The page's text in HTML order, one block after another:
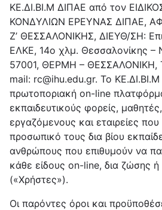
ΚΕ.ΔΙ.ΒΙ.Μ ΔΙΠΑΕ από τον
ΚΟΝΔΥΛΙΩΝ ΕΡΕΥΝΑΣ ΔΙΠΑΕ,
Ζ’ ΘΕΣΣΑΛΟΝΙΚΗΣ, ΔΙΕΥΘ/ΣΗ:
ΕΛΚΕ, 14o χλμ. Θεσσαλονίκης –
57001, ΘΕΡΜΗ – ΘΕΣΣΑΛΟΝΙΚΗ,
mail: rc@ihu.edu.gr. Το ΚΕ.ΔΙ.ΒΙ.Μ
πρωτοποριακή on-line
εκπαιδευτικούς φορείς,
εργαζόμενους και εταιρείες
προσωπικό τους δια βίου
ανθρώπους που επιθυμούν να
κάθε είδους on-line, δια ζώσης ή
(«Χρήστες»).
Οι παρόντες όροι και